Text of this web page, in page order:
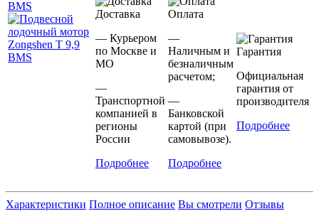
Доставка
— Курьером
по Москве и
МО
—
Транспортной
компанией в
регионы
России
Подробнее
Оплата
—
Наличным и
безналичным
расчетом;
—
Банковской
картой (при
самовывозе).
Подробнее
Гарантия
Официальная
гарантия от
производителя
Подробнее
Характеристики Полное описание Вы смотрели Отзывы